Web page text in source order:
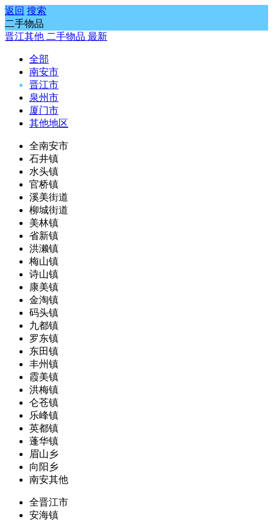
返回 搜索
二手物品
晋江其他 二手物品 最新
全部
南安市
晋江市
泉州市
厦门市
其他地区
全南安市
石井镇
水头镇
官桥镇
溪美街道
柳城街道
美林镇
省新镇
洪濑镇
梅山镇
诗山镇
康美镇
金淘镇
码头镇
九都镇
罗东镇
东田镇
丰州镇
霞美镇
洪梅镇
仑苍镇
乐峰镇
英都镇
蓬华镇
眉山乡
向阳乡
南安其他
全晋江市
安海镇